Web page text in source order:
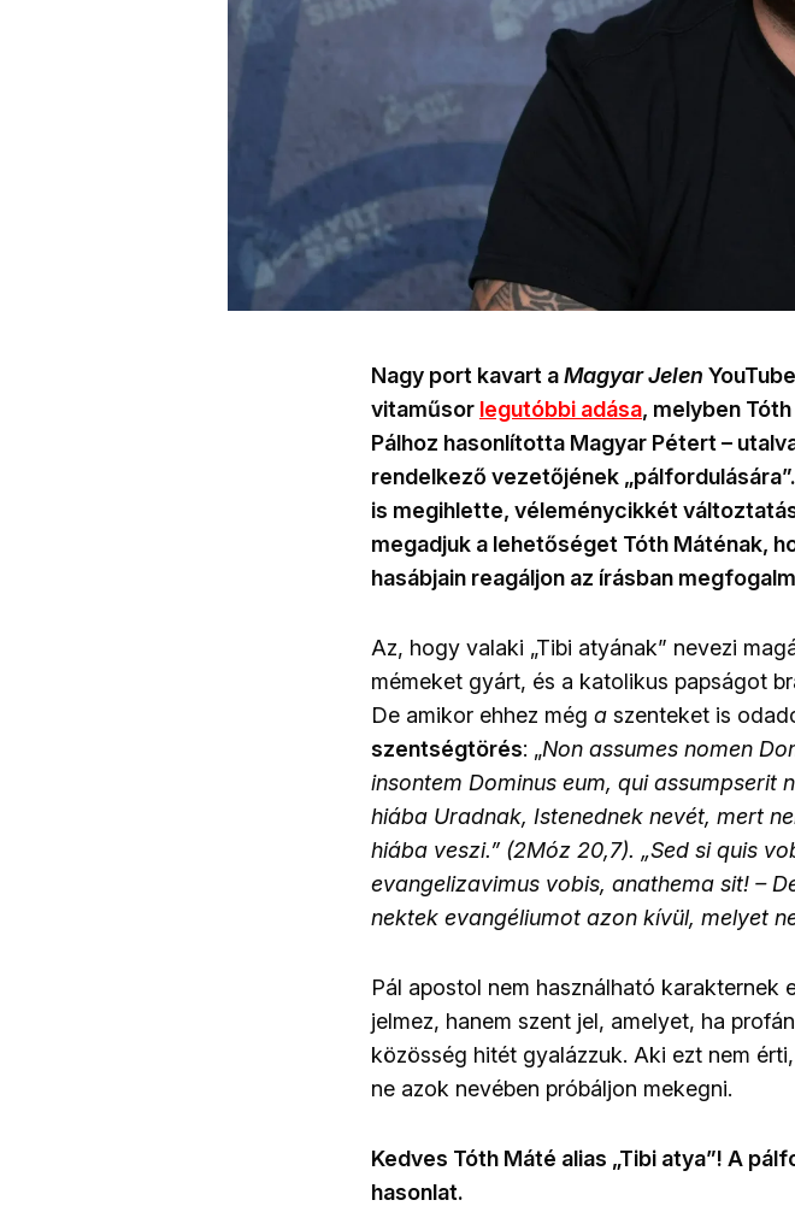
Nagy port kavart aMagyar Jelen
vitaműsor legutóbbi adása, melyben
Pálhoz hasonlította Magyar Pétert –
rendelkező vezetőjének
is megihlette, véleménycikkét
megadjuk a lehetőséget Tóth Máténak,
hasábjain reagáljon az írásban
Az, hogy valaki „Tibi atyának” nevezi
mémeket gyárt, és a katolikus papságot
De amikor ehhez még a szenteket is
szentségtörés: „Non assumes nomen
insontem Dominus eum, qui assumpserit
hiába Uradnak, Istenednek nevét, mert
hiába veszi.” (2Móz 20,7). „Sed si quis
evangelizavimus vobis, anathema sit! –
nektek evangéliumot azon kívül, melyet
Pál apostol nem használható karakternek
jelmez, hanem szent jel, amelyet, ha
közösség hitét gyalázzuk. Aki ezt nem
ne azok nevében próbáljon mekegni.
Kedves Tóth Máté alias „Tibi atya”! A
hasonlat.